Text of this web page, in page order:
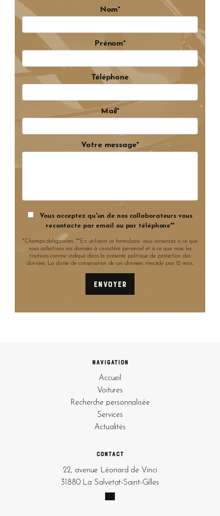
Nom*
Prénom*
Téléphone
Mail*
Votre message*
Vous acceptez qu'un de nos collaborateurs vous
recontacte par email ou par téléphone**
*Champs obligatoires. **En utilisant ce formulaire, vous consentez à ce que
nous collections vos données à caractère personnel et à ce que nous les
traitions comme indiqué dans la présente politique de protection des
données. La durée de conservation de ces données n'excède pas 12 mois.
Navigation
Accueil
Voitures
Recherche personnalisée
Services
Actualités
Contact
22, avenue Léonard de Vinci
31880 La Salvetat-Saint-Gilles